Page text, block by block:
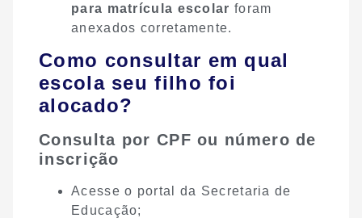
para matrícula escolar foram
anexados corretamente.
Como consultar em qual
escola seu filho foi
alocado?
Consulta por CPF ou número de
inscrição
Acesse o portal da Secretaria de
Educação;